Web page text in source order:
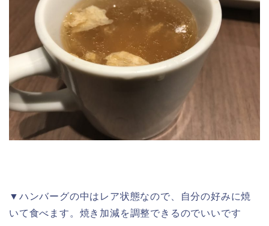
▼ハンバーグの中はレア状態なので、自分の好みに焼
いて食べます。焼き加減を調整できるのでいいです